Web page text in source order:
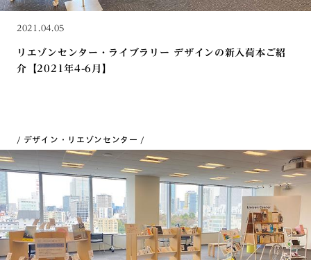
2021.04.05
リエゾンセンター・ライブラリー デザインの新入荷本ご紹
介【2021年4-6月】
デザイン・リエゾンセンター